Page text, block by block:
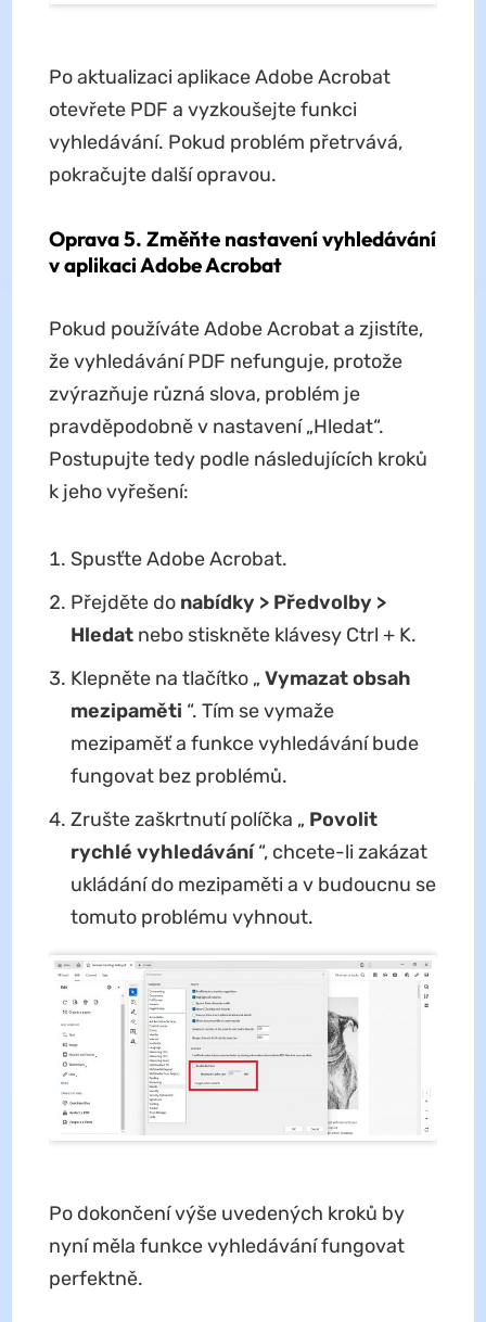
Po aktualizaci aplikace Adobe Acrobat
otevřete PDF a vyzkoušejte funkci
vyhledávání. Pokud problém přetrvává,
pokračujte další opravou.
Oprava 5. Změňte nastavení vyhledávání
v aplikaci Adobe Acrobat
Pokud používáte Adobe Acrobat a zjistíte,
že vyhledávání PDF nefunguje, protože
zvýrazňuje různá slova, problém je
pravděpodobně v nastavení „Hledat“.
Postupujte tedy podle následujících kroků
k jeho vyřešení:
Spusťte Adobe Acrobat.
Přejděte do nabídky > Předvolby >
Hledatnebo stiskněte klávesy Ctrl + K.
Klepněte na tlačítko „ Vymazat obsah
mezipaměti “. Tím se vymaže
mezipaměť a funkce vyhledávání bude
fungovat bez problémů.
Zrušte zaškrtnutí políčka „ Povolit
rychlé vyhledávání“, chcete-li zakázat
ukládání do mezipaměti a v budoucnu se
tomuto problému vyhnout.
Po dokončení výše uvedených kroků by
nyní měla funkce vyhledávání fungovat
perfektně.